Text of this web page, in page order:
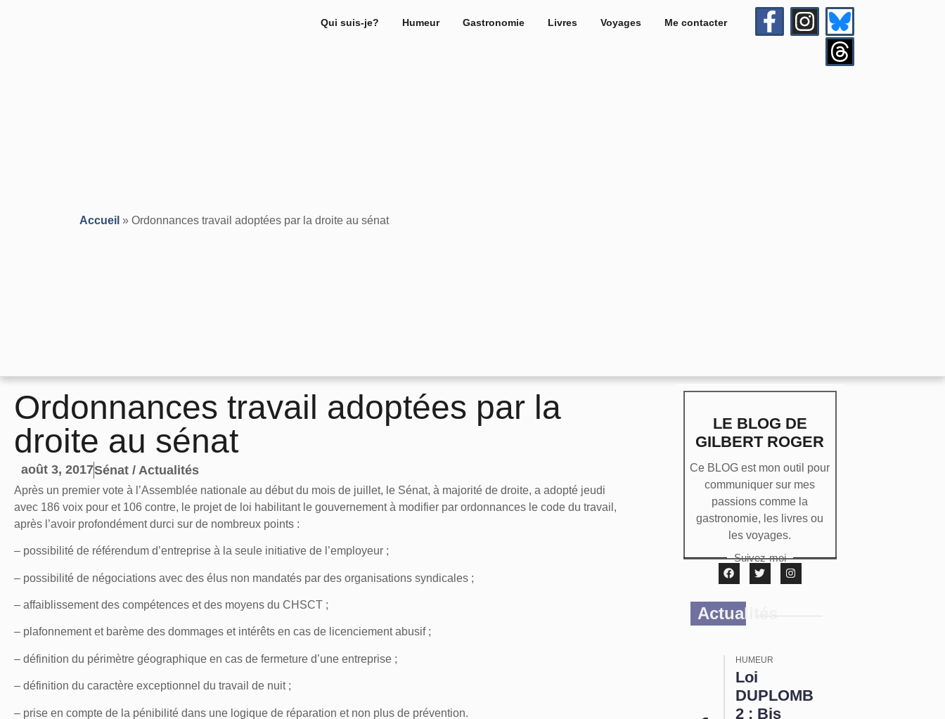
Qui suis-je? Humeur Gastronomie Livres Voyages Me contacter
Accueil » Ordonnances travail adoptées par la droite au sénat
Ordonnances travail adoptées par la
droite au sénat
août 3, 2017Sénat / Actualités
Après un premier vote à l’Assemblée nationale au début du mois de juillet, le Sénat, à majorité de droite, a adopté jeudi
avec 186 voix pour et 106 contre, le projet de loi habilitant le gouvernement à modifier par ordonnances le code du travail,
après l’avoir profondément durci sur de nombreux points :
– possibilité de référendum d’entreprise à la seule initiative de l’employeur ;
– possibilité de négociations avec des élus non mandatés par des organisations syndicales ;
– affaiblissement des compétences et des moyens du CHSCT ;
– plafonnement et barème des dommages et intérêts en cas de licenciement abusif ;
– définition du périmètre géographique en cas de fermeture d’une entreprise ;
– définition du caractère exceptionnel du travail de nuit ;
– prise en compte de la pénibilité dans une logique de réparation et non plus de prévention.
LE BLOG DE
GILBERT ROGER
Ce BLOG est mon outil pour
communiquer sur mes
passions comme la
gastronomie, les livres ou
les voyages.
Suivez-moi
Actualités
HUMEUR
Loi
DUPLOMB
2 : Bis